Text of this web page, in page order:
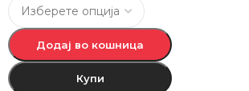
Додај во кошница
Купи